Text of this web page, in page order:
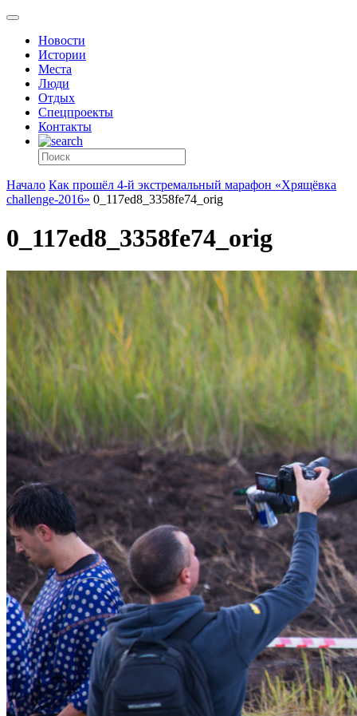
Новости
Истории
Места
Люди
Отдых
Спецпроекты
Контакты
Начало Как прошёл 4-й экстремальный марафон «Хрящёвка
challenge-2016» 0_117ed8_3358fe74_orig
0_117ed8_3358fe74_orig